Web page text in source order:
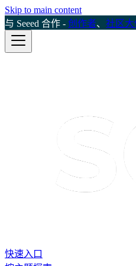
Skip to main content
与 Seeed 合作 - 创作者、 社区大
快速入口